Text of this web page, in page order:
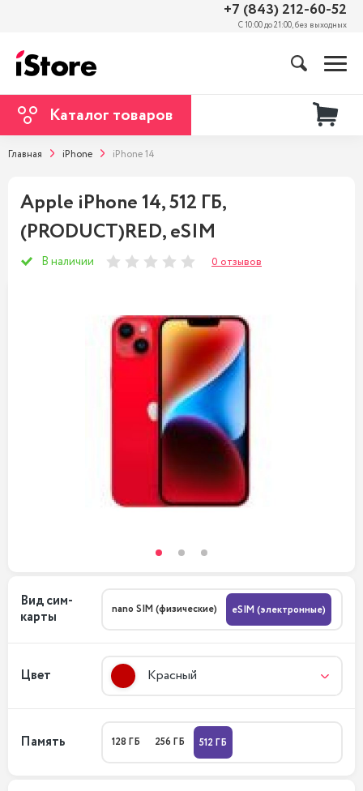
+7 (843) 212-60-52
С 10:00 до 21:00, без выходных
Каталог товаров
Главная iPhone iPhone 14
Apple iPhone 14, 512 ГБ,
(PRODUCT)RED, eSIM
В наличии 0 отзывов
Вид сим-
карты
nano SIM (физические) eSIM (электронные)
Цвет Красный
Память 128 ГБ 256 ГБ 512 ГБ